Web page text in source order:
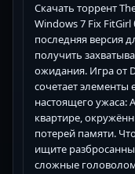
Скачать торрент
Windows 7 Fix
последняя версия
получить
ожидания. Игра от
сочетает элементы
настоящего ужаса:
квартире,
потерей памяти.
ищите
сложные